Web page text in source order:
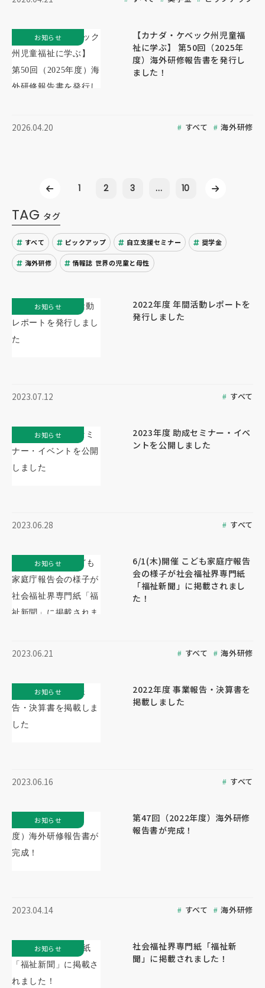
【カナダ・ケベック州児童福
祉に学ぶ】 第50回（2025年
度）海外研修報告書を発行し
ました！
2026.04.20 すべて 海外研修
お知らせ
1 2 3 ... 10
TAG タグ
すべて ピックアップ 自立支援セミナー 奨学金
海外研修 情報誌 世界の児童と母性
2022年度 年間活動レポートを
発行しました
2023.07.12 すべて
お知らせ
2023年度 助成セミナー・イベ
ントを公開しました
2023.06.28 すべて
お知らせ
6/1(木)開催 こども家庭庁報告
会の様子が社会福祉界専門紙
「福祉新聞」に掲載されまし
た！
2023.06.21 すべて 海外研修
お知らせ
2022年度 事業報告・決算書を
掲載しました
2023.06.16 すべて
お知らせ
第47回（2022年度）海外研修
報告書が完成！
2023.04.14 すべて 海外研修
お知らせ
社会福祉界専門紙「福祉新
聞」に掲載されました！
お知らせ